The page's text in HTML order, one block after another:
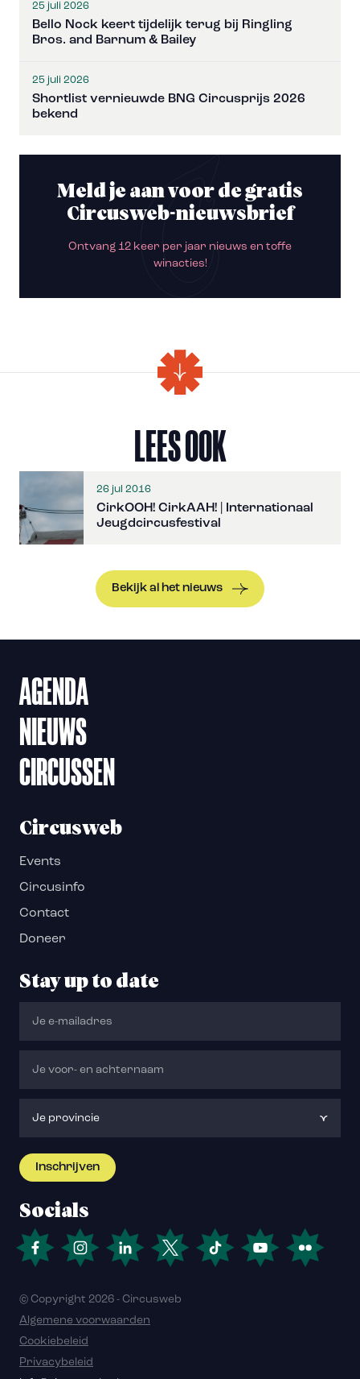
25 juli 2026
Bello Nock keert tijdelijk terug bij Ringling
Bros. and Barnum & Bailey
25 juli 2026
Shortlist vernieuwde BNG Circusprijs 2026
bekend
Meld je aan voor de gratis
Circusweb-nieuwsbrief
Ontvang 12 keer per jaar nieuws en toffe
winacties!
LEES OOK
26 jul 2016
CirkOOH! CirkAAH! | Internationaal
Jeugdcircusfestival
Bekijk al het nieuws
AGENDA
NIEUWS
CIRCUSSEN
Circusweb
Events
Circusinfo
Contact
Doneer
Stay up to date
Socials
© Copyright 2026 - Circusweb
Algemene voorwaarden
Cookiebeleid
Privacybeleid